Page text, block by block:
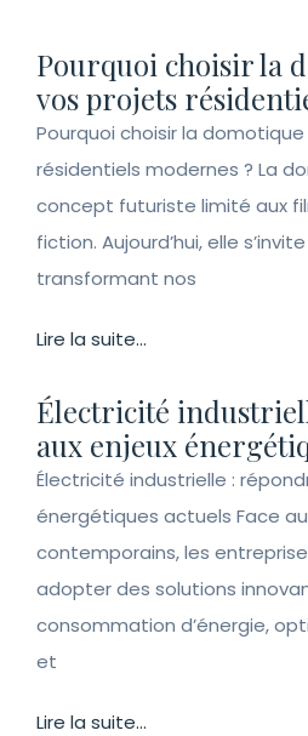
Pourquoi choisir la
vos projets
Pourquoi choisir la
résidentiels modernes ? La
concept futuriste limité aux
fiction. Aujourd’hui, elle
transformant nos
Lire la suite...
Électricité
aux enjeux
Électricité industrielle :
énergétiques actuels Face
contemporains, les
adopter des solutions
consommation d’énergie,
et
Lire la suite...